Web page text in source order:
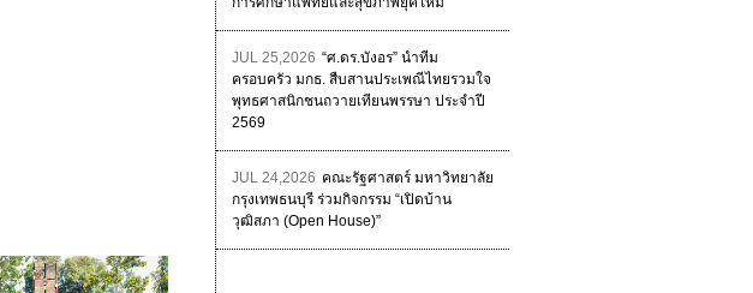
JUL 25,2026 “ศ.ดร.บังอร” นำทีม
ครอบครัว มกธ. สืบสานประเพณีไทยรวมใจ
พุทธศาสนิกชนถวายเทียนพรรษา ประจำปี
2569
JUL 24,2026 คณะรัฐศาสตร์ มหาวิทยาลัย
กรุงเทพธนบุรี ร่วมกิจกรรม “เปิดบ้าน
วุฒิสภา (Open House)”